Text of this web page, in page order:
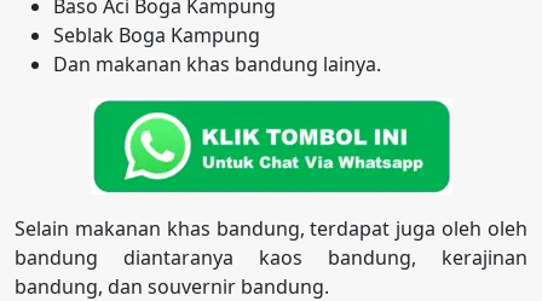
Baso Aci Boga Kampung
Seblak Boga Kampung
Dan makanan khas bandung lainya.
Selain makanan khas bandung, terdapat juga oleh oleh
bandung diantaranya kaos bandung, kerajinan
bandung, dan souvernir bandung.